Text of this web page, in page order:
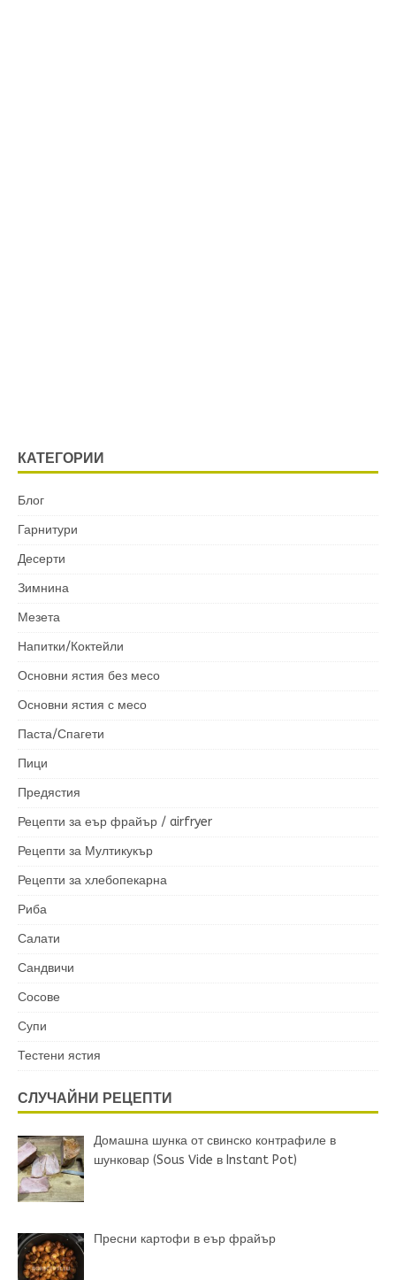
КАТЕГОРИИ
Блог
Гарнитури
Десерти
Зимнина
Мезета
Напитки/Коктейли
Основни ястия без месо
Основни ястия с месо
Паста/Спагети
Пици
Предястия
Рецепти за еър фрайър / airfryer
Рецепти за Мултикукър
Рецепти за хлебопекарна
Риба
Салати
Сандвичи
Сосове
Супи
Тестени ястия
СЛУЧАЙНИ РЕЦЕПТИ
Домашна шунка от свинско контрафиле в
шунковар (Sous Vide в Instant Pot)
Пресни картофи в еър фрайър